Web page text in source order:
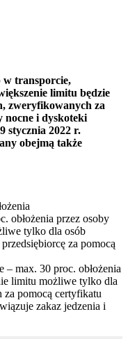
w transporcie,
limitu będzie
zweryfikowanych za
i dyskoteki
stycznia 2022 r.
obejmą także
obłożenia przez osoby
tylko dla osób
za pomocą
max. 30 proc. obłożenia
limitu możliwe tylko dla
pomocą certyfikatu
zakaz jedzenia i